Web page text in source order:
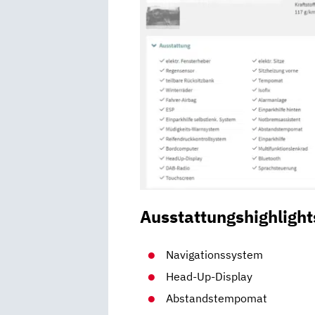
Navigationssystem
Head-Up-Display
Abstandstempomat